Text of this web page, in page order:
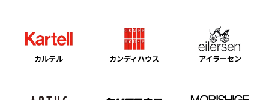
カルテル カンディハウス アイラーセン